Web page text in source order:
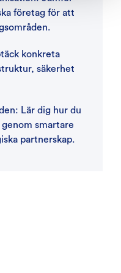
företag för att
konkreta
säkerhet
Lär dig hur du
smartare
partnerskap.